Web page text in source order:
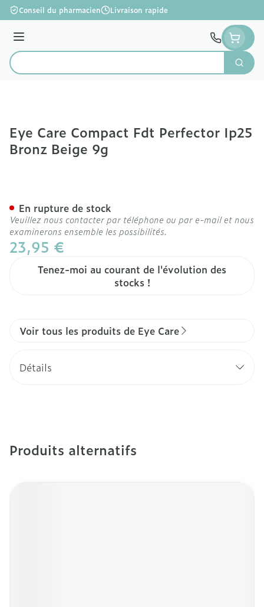
Aller au contenu
Conseil du pharmacien Livraison rapide
Menu
Rechercher
Eye Care Compact Fdt Perfector Ip25
Bronz Beige 9g
23,95 €
Tenez-moi au courant de l'évolution des
stocks !
En rupture de stock
Veuillez nous contacter par téléphone ou par e-mail et nous
examinerons ensemble les possibilités.
Voir tous les produits de Eye Care
Détails
Produits alternatifs